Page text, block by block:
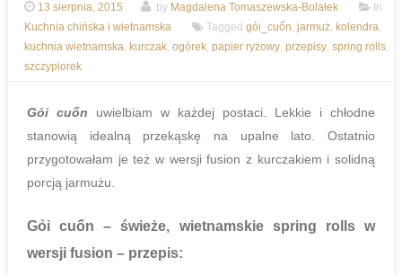
13 sierpnia, 2015 by Magdalena Tomaszewska-Bolałek
In
Kuchnia chińska i wietnamska
Tagged gỏi_cuốn, jarmuż, kolendra,
kuchnia wietnamska, kurczak, ogórek, papier ryżowy, przepisy, spring rolls,
szczypiorek
Gỏi cuốn uwielbiam w każdej postaci. Lekkie i chłodne
stanowią idealną przekąskę na upalne lato. Ostatnio
przygotowałam je też w wersji fusion z kurczakiem i solidną
porcją jarmużu.
Gỏi cuốn – świeże, wietnamskie spring rolls w
wersji fusion – przepis: